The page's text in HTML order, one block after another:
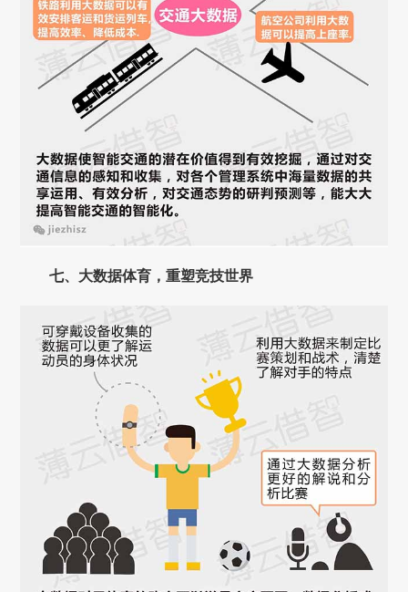
七、 大数据体育，重塑竞技世界